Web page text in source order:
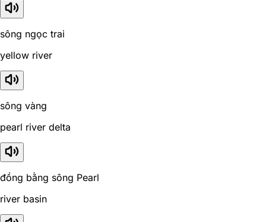
sông ngọc trai
yellow river
sông vàng
pearl river delta
đồng bằng sông Pearl
river basin